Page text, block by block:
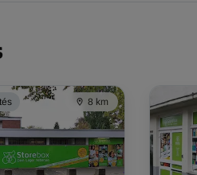
8 km